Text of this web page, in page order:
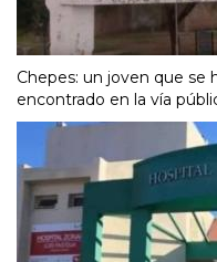
Chepes: un joven que se
encontrado en la vía